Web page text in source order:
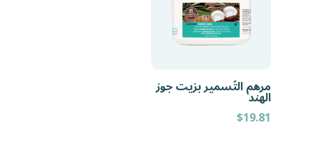
مرهم التّسمير بزيت جوز
الهند
$19.81